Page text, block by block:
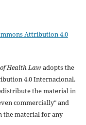
Attribution 4.0
of Health Lawadopts the
4.0 Internacional.
the material in
commercially" and
the material for any